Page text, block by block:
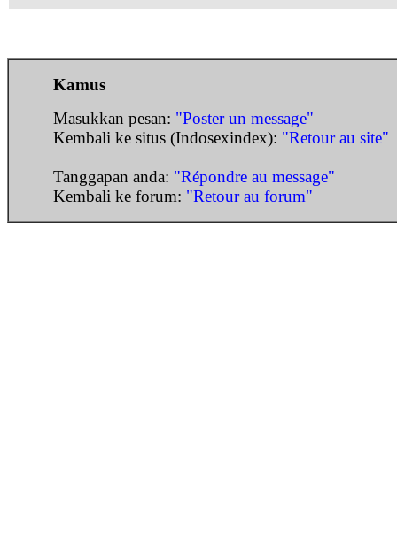
Kamus
Masukkan pesan: "Poster un message"
Kembali ke situs (Indosexindex): "Retour au site"
Tanggapan anda: "Répondre au message"
Kembali ke forum: "Retour au forum"